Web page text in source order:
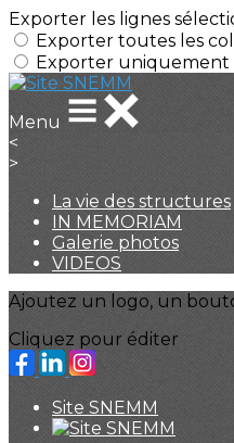
Exporter les lignes
Exporter toutes les
Exporter uniquement
Menu
<
>
La vie des structures
IN MEMORIAM
Galerie photos
VIDEOS
Ajoutez un logo, un
Cliquez pour éditer
Site SNEMM